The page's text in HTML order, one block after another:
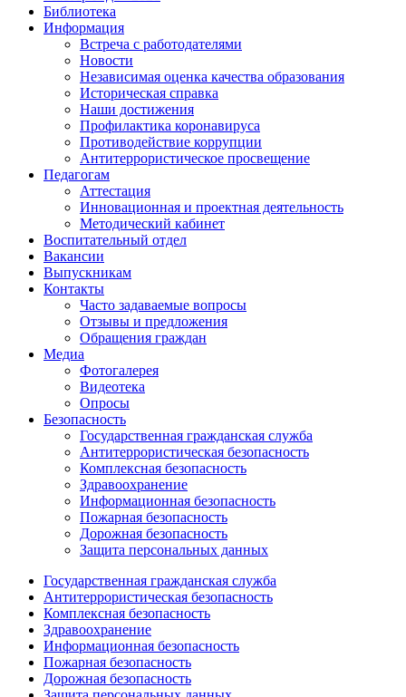
Библиотека
Информация
Встреча с работодателями
Новости
Независимая оценка качества образования
Историческая справка
Наши достижения
Профилактика коронавируса
Противодействие коррупции
Антитеррористическое просвещение
Педагогам
Аттестация
Инновационная и проектная деятельность
Методический кабинет
Воспитательный отдел
Вакансии
Выпускникам
Контакты
Часто задаваемые вопросы
Отзывы и предложения
Обращения граждан
Медиа
Фотогалерея
Видеотека
Опросы
Безопасность
Государственная гражданская служба
Антитеррористическая безопасность
Комплексная безопасность
Здравоохранение
Информационная безопасность
Пожарная безопасность
Дорожная безопасность
Защита персональных данных
Государственная гражданская служба
Антитеррористическая безопасность
Комплексная безопасность
Здравоохранение
Информационная безопасность
Пожарная безопасность
Дорожная безопасность